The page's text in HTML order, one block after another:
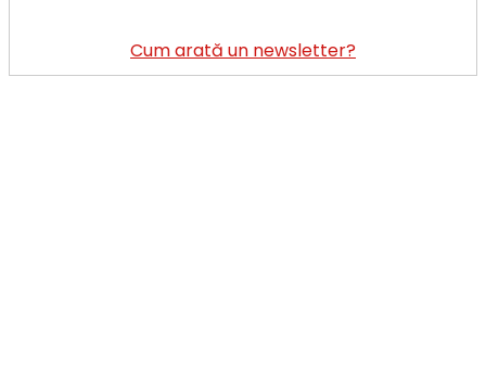
Cum arată un newsletter?